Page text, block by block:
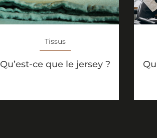
Tissus
Qu’est-ce que le jersey ?